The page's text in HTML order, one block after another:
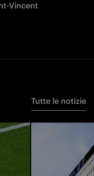
Vincent
Tutte le notizie